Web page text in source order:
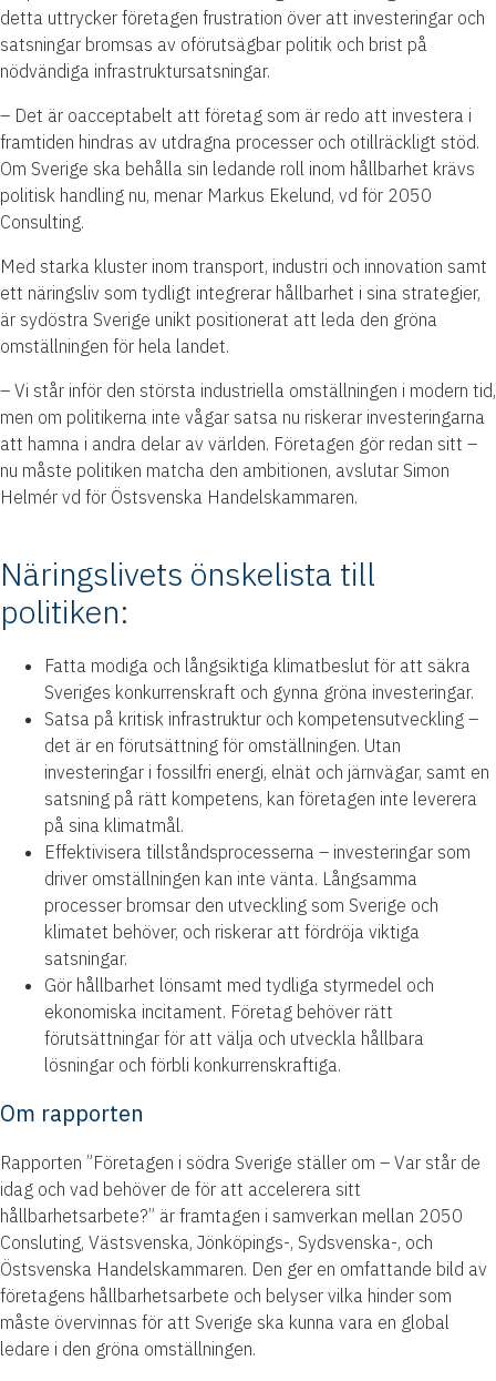
detta uttrycker företagen frustration över att investeringar och
satsningar bromsas av oförutsägbar politik och brist på
nödvändiga infrastruktursatsningar.
– Det är oacceptabelt att företag som är redo att investera i
framtiden hindras av utdragna processer och otillräckligt stöd.
Om Sverige ska behålla sin ledande roll inom hållbarhet krävs
politisk handling nu, menar Markus Ekelund, vd för 2050
Consulting.
Med starka kluster inom transport, industri och innovation samt
ett näringsliv som tydligt integrerar hållbarhet i sina strategier,
är sydöstra Sverige unikt positionerat att leda den gröna
omställningen för hela landet.
– Vi står inför den största industriella omställningen i modern tid,
men om politikerna inte vågar satsa nu riskerar investeringarna
att hamna i andra delar av världen. Företagen gör redan sitt –
nu måste politiken matcha den ambitionen, avslutar Simon
Helmér vd för Östsvenska Handelskammaren.
Näringslivets önskelista till
politiken:
Fatta modiga och långsiktiga klimatbeslut för att säkra
Sveriges konkurrenskraft och gynna gröna investeringar.
Satsa på kritisk infrastruktur och kompetensutveckling –
det är en förutsättning för omställningen. Utan
investeringar i fossilfri energi, elnät och järnvägar, samt en
satsning på rätt kompetens, kan företagen inte leverera
på sina klimatmål.
Effektivisera tillståndsprocesserna – investeringar som
driver omställningen kan inte vänta. Långsamma
processer bromsar den utveckling som Sverige och
klimatet behöver, och riskerar att fördröja viktiga
satsningar.
Gör hållbarhet lönsamt med tydliga styrmedel och
ekonomiska incitament. Företag behöver rätt
förutsättningar för att välja och utveckla hållbara
lösningar och förbli konkurrenskraftiga.
Om rapporten
Rapporten ”Företagen i södra Sverige ställer om – Var står de
idag och vad behöver de för att accelerera sitt
hållbarhetsarbete?” är framtagen i samverkan mellan 2050
Consluting, Västsvenska, Jönköpings-, Sydsvenska-, och
Östsvenska Handelskammaren. Den ger en omfattande bild av
företagens hållbarhetsarbete och belyser vilka hinder som
måste övervinnas för att Sverige ska kunna vara en global
ledare i den gröna omställningen.